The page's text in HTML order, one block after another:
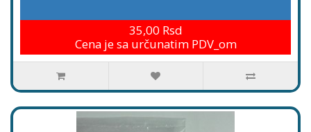
35,00 Rsd
Cena je sa určunatim PDV_om